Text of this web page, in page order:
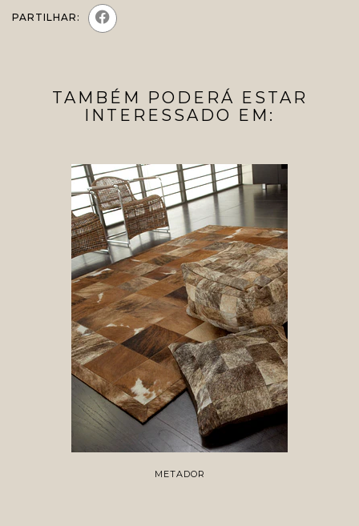
PARTILHAR:
TAMBÉM PODERÁ ESTAR
INTERESSADO EM:
METADOR